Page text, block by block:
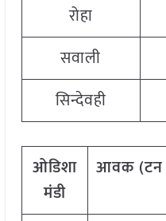
रोहा
सवाली
सिन्देवही
ओडिशा
मंडी
आवक (टन